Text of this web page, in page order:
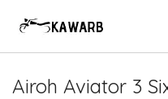
Airoh Aviator 3